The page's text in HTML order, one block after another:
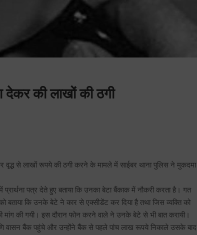
देकर की लाखों की ठगी
वृद्ध से लाखों रूपये की ठगी करने के मामले में साईबर थाना पुलिस ने मुकदमा
पत्र देते हुए बताया कि उनका बेटा बैंकाक में नौकरी करता है। गत
कि उनके बेटे ने कार से एक्सीडेंट कर दिया है तथा जिस व्यक्ति को
की गयी। इस दौरान फोन करने वाले ने उनके बेटे से भी बात करायी।
बैंक पहुंचे और उन्होंने बैंक से पहले पांच लाख रूपये निकाले उसके बाद